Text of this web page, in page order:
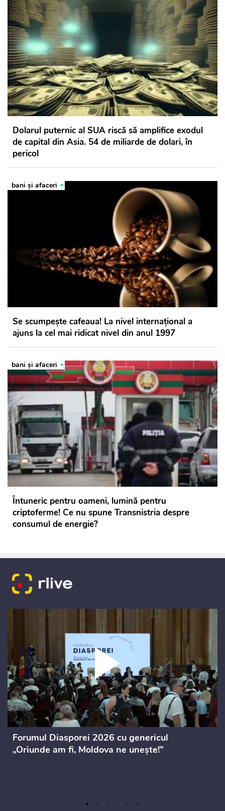
Dolarul puternic al SUA riscă să amplifice exodul
de capital din Asia. 54 de miliarde de dolari, în
pericol
bani și afaceri
Se scumpește cafeaua! La nivel internațional a
ajuns la cel mai ridicat nivel din anul 1997
bani și afaceri
Întuneric pentru oameni, lumină pentru
criptoferme! Ce nu spune Transnistria despre
consumul de energie?
Forumul Diasporei 2026 cu genericul
„Oriunde am fi, Moldova ne unește!”